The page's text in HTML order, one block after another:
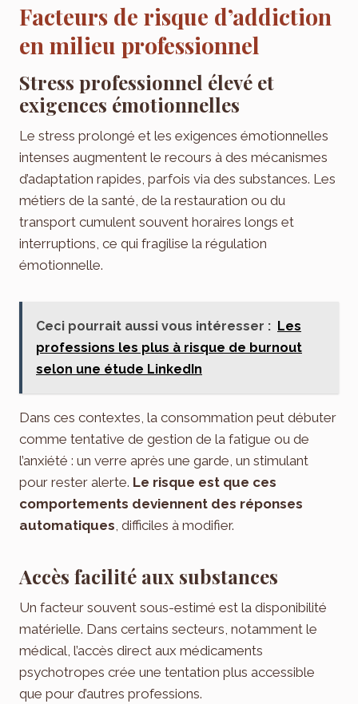
Facteurs de risque d’addiction
en milieu professionnel
Stress professionnel élevé et
exigences émotionnelles
Le stress prolongé et les exigences émotionnelles
intenses augmentent le recours à des mécanismes
d’adaptation rapides, parfois via des substances. Les
métiers de la santé, de la restauration ou du
transport cumulent souvent horaires longs et
interruptions, ce qui fragilise la régulation
émotionnelle.
Ceci pourrait aussi vous intéresser : Les
professions les plus à risque de burnout
selon une étude LinkedIn
Dans ces contextes, la consommation peut débuter
comme tentative de gestion de la fatigue ou de
l’anxiété : un verre après une garde, un stimulant
pour rester alerte. Le risque est que ces
comportements deviennent des réponses
automatiques , difficiles à modifier.
Accès facilité aux substances
Un facteur souvent sous-estimé est la disponibilité
matérielle. Dans certains secteurs, notamment le
médical, l’accès direct aux médicaments
psychotropes crée une tentation plus accessible
que pour d’autres professions.